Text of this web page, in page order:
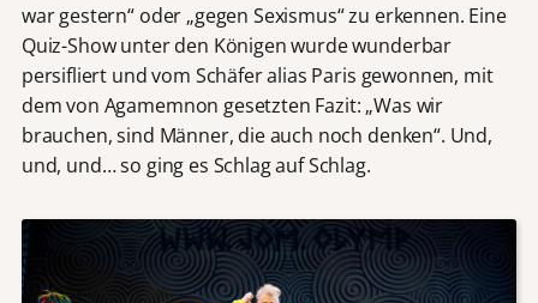
war gestern“ oder „gegen Sexismus“ zu erkennen. Eine
Quiz-Show unter den Königen wurde wunderbar
persifliert und vom Schäfer alias Paris gewonnen, mit
dem von Agamemnon gesetzten Fazit: „Was wir
brauchen, sind Männer, die auch noch denken“. Und,
und, und… so ging es Schlag auf Schlag.